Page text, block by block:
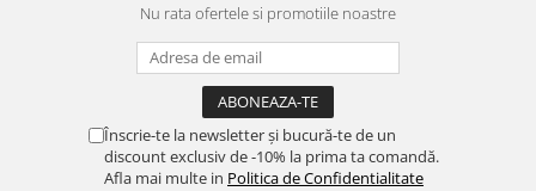
Nu rata ofertele si promotiile noastre
Înscrie-te la newsletter și bucură-te de un
discount exclusiv de -10% la prima ta comandă.
Afla mai multe in Politica de Confidentialitate